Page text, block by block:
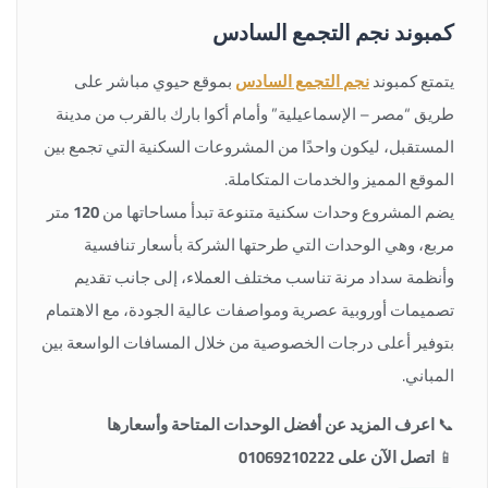
كمبوند نجم التجمع السادس
يتمتع كمبوندنجم التجمع السادسبموقع حيوي مباشر على
طريق “مصر – الإسماعيلية” وأمام أكوا بارك بالقرب من مدينة
المستقبل، ليكون واحدًا من المشروعات السكنية التي تجمع بين
الموقع المميز والخدمات المتكاملة.
يضم المشروع وحدات سكنية متنوعة تبدأ مساحاتها من120متر
مربع، وهي الوحدات التي طرحتها الشركة بأسعار تنافسية
وأنظمة سداد مرنة تناسب مختلف العملاء، إلى جانب تقديم
تصميمات أوروبية عصرية ومواصفات عالية الجودة، مع الاهتمام
بتوفير أعلى درجات الخصوصية من خلال المسافات الواسعة بين
المباني.
📞اعرف المزيد عن أفضل الوحدات المتاحة وأسعارها
📱 اتصل الآن على 01069210222